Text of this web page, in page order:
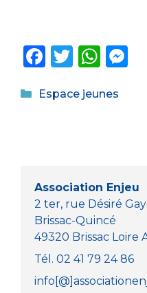
F
c
o
k
T
it
W
a
p er
Catégories
Espace jeunes
Association Enjeu
2 ter, rue Désiré
Brissac-Quincé
49320 Brissac Loire
Tél. 02 41 79 24 86